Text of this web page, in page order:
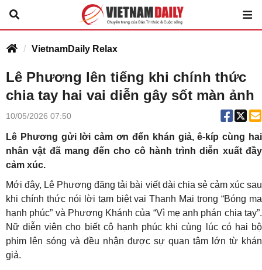
VietnamDaily Relax
Lê Phương lên tiếng khi chính thức
chia tay hai vai diễn gây sốt màn ảnh
10/05/2026 07:50
Lê Phương gửi lời cảm ơn đến khán giả, ê-kíp cùng hai
nhân vật đã mang đến cho cô hành trình diễn xuất đầy
cảm xúc.
Mới đây, Lê Phương đăng tải bài viết dài chia sẻ cảm xúc sau
khi chính thức nói lời tạm biệt vai Thanh Mai trong “Bóng ma
hạnh phúc” và Phương Khánh của “Vì mẹ anh phán chia tay”.
Nữ diễn viên cho biết cô hạnh phúc khi cùng lúc có hai bộ
phim lên sóng và đều nhận được sự quan tâm lớn từ khán
giả.